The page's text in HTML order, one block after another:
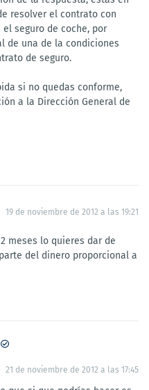
resolver el contrato con
seguro de coche, por
de una de la condiciones
de seguro.
si no quedas conforme,
a la Dirección General de
19 de noviembre de 2012 a las 19:21
meses lo quieres dar de
del dinero proporcional a
21 de noviembre de 2012 a las 17:45